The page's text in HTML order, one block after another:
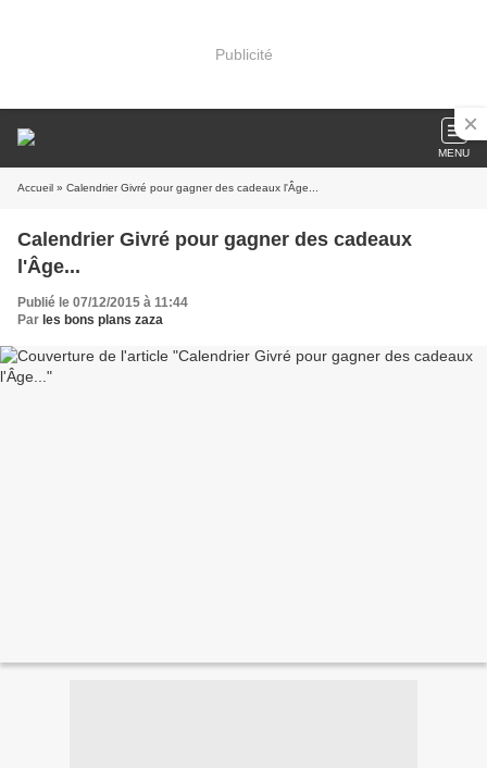
Publicité
MENU
Accueil » Calendrier Givré pour gagner des cadeaux l'Âge...
Calendrier Givré pour gagner des cadeaux
l'Âge...
Publié le 07/12/2015 à 11:44
Par les bons plans zaza